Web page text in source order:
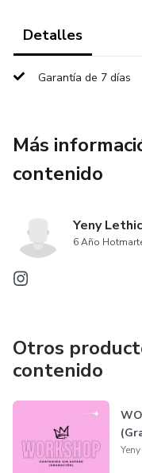
Detalles
Garantía de 7 días
Más
contenido
Yeny
6 Año
Otros
contenido